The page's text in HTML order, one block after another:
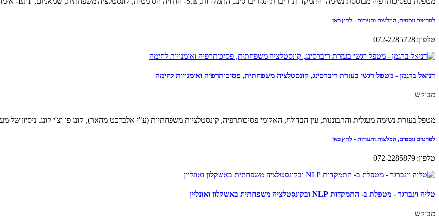
לפרטים נוספים, המלצות ותעודות - לחץ כאן
טלפון: 072-2285728
דניאל ברגמן - מטפל רגשי בעזרת ריברסינג, קונסטלציה משפחתית, פסיכותרפיה ואומנויות לחימה
מבוקש
מטפל בעזרת נשימה מעגלית והתבוננות, עין הבדולח, האקומי פסיכותרפיה, קונסטלציות משפחתיות (ע"י אלברכט מהאר), קונג פו וצ'י קונג. ניסיון של מעל ל-10
לפרטים נוספים, המלצות ותעודות - לחץ כאן
טלפון: 072-2285879
טליה וינברגר - מטפלת ב- התמקדות NLP ובקונסטלציה משפחתית באשקלון ואונליין
מבוקש